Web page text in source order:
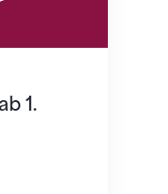
1.